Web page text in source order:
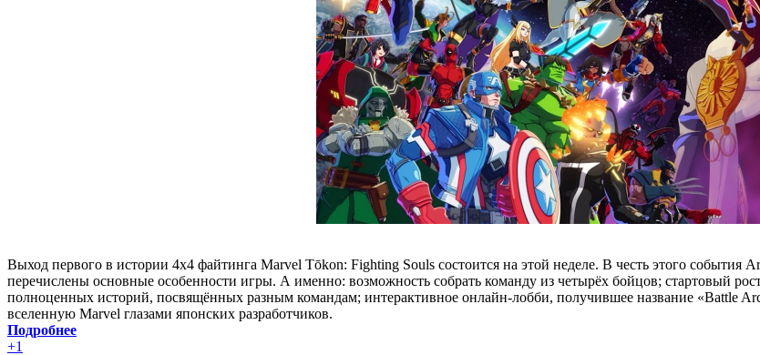
Выход первого в истории 4x4 файтинга Marvel Tōkon: Fighting Souls состоится на этой неделе. В чеcть этого события
перечислены основные особенности игры. А именно: возможность собрать команду из четырёх бойцов; стартовый
полноценных историй, посвящённых разным командам; интерактивное онлайн-лобби, получившее название «Battle
вселенную Marvel глазами японских разработчиков.
Подробнее
+1